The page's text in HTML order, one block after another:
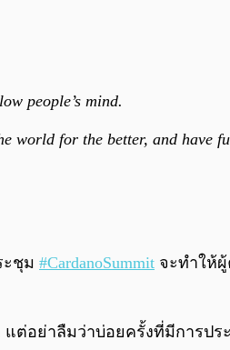
people’s mind.
world for the better, and have
ะชุม #CardanoSummit จะทำให้
ย่าลืมว่าบ่อยครั้งที่มีการปร